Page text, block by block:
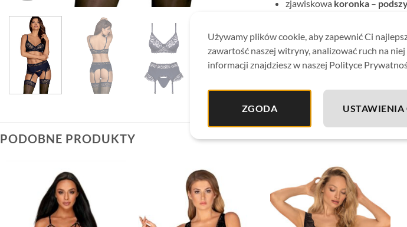
zjawiskowa koronka–
zestaw zawiera biustonosz,
pończochy nie są częścią
PODOBNE PRODUKTY
Używamy plików cookie, aby zapewnić Ci
zawartość naszej witryny, analizować ruch na
informacji znajdziesz w naszej Polityce
ZGODA USTAWIENIA